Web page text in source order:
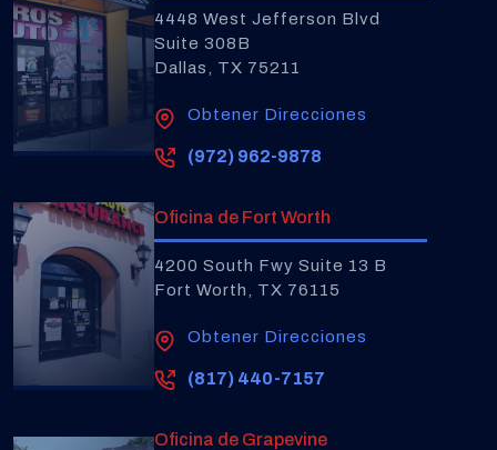
4448 West Jefferson Blvd
Suite 308B
Dallas, TX 75211
Obtener Direcciones
(972) 962-9878
Oficina de Fort Worth
4200 South Fwy Suite 13 B
Fort Worth, TX 76115
Obtener Direcciones
(817) 440-7157
Oficina de Grapevine